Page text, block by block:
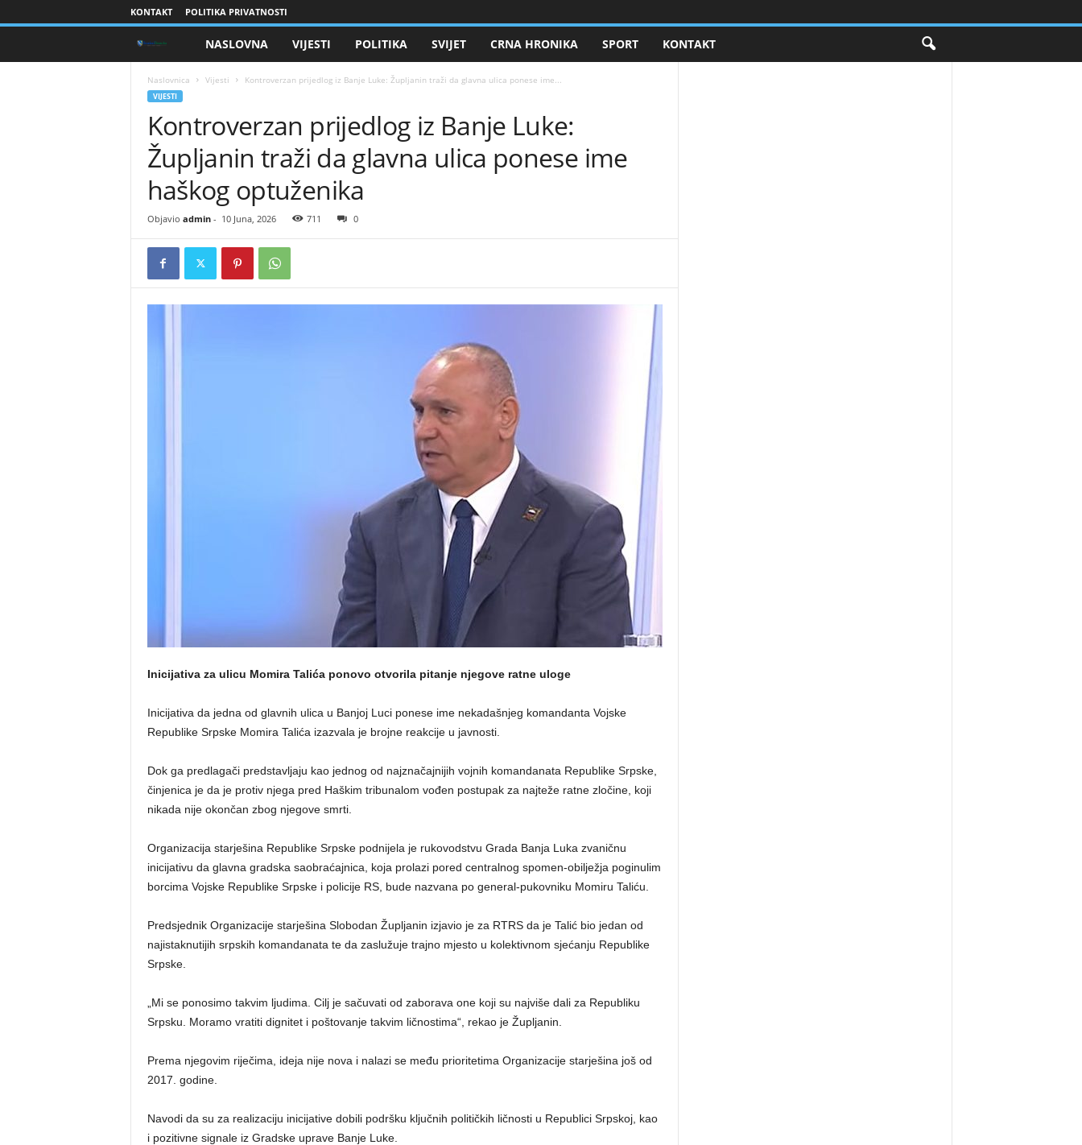
KONTAKT POLITIKA PRIVATNOSTI
n
o
i
NASLOVNA VIJESTI POLITIKA SVIJET CRNA HRONIKA SPORT KONTAKT
Naslovnica Vijesti ​Kontroverzan prijedlog iz Banje Luke: Župljanin traži da glavna ulica ponese ime...
VIJESTI
​Kontroverzan prijedlog iz Banje Luke:
Župljanin traži da glavna ulica ponese ime
haškog optuženika
Objavio admin- 10 Juna, 2026 711 0
Inicijativa za ulicu Momira Talića ponovo otvorila pitanje njegove ratne uloge
Inicijativa da jedna od glavnih ulica u Banjoj Luci ponese ime nekadašnjeg komandanta Vojske
Republike Srpske Momira Talića izazvala je brojne reakcije u javnosti.
Dok ga predlagači predstavljaju kao jednog od najznačajnijih vojnih komandanata Republike Srpske,
činjenica je da je protiv njega pred Haškim tribunalom vođen postupak za najteže ratne zločine, koji
nikada nije okončan zbog njegove smrti.
Organizacija starješina Republike Srpske podnijela je rukovodstvu Grada Banja Luka zvaničnu
inicijativu da glavna gradska saobraćajnica, koja prolazi pored centralnog spomen-obilježja poginulim
borcima Vojske Republike Srpske i policije RS, bude nazvana po general-pukovniku Momiru Taliću.
Predsjednik Organizacije starješina Slobodan Župljanin izjavio je za RTRS da je Talić bio jedan od
najistaknutijih srpskih komandanata te da zaslužuje trajno mjesto u kolektivnom sjećanju Republike
Srpske.
„Mi se ponosimo takvim ljudima. Cilj je sačuvati od zaborava one koji su najviše dali za Republiku
Srpsku. Moramo vratiti dignitet i poštovanje takvim ličnostima“, rekao je Župljanin.
Prema njegovim riječima, ideja nije nova i nalazi se među prioritetima Organizacije starješina još od
2017. godine.
Navodi da su za realizaciju inicijative dobili podršku ključnih političkih ličnosti u Republici Srpskoj, kao
i pozitivne signale iz Gradske uprave Banje Luke.